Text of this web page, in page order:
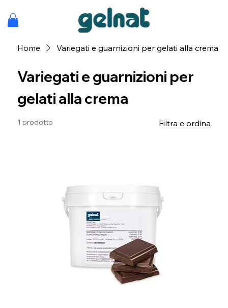
Home Variegati e guarnizioni per gelati alla crema
Variegati e guarnizioni per
gelati alla crema
1 prodotto Filtra e ordina